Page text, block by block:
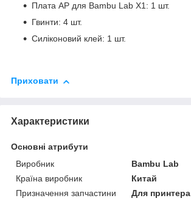
Плата AP для Bambu Lab X1: 1 шт.
Гвинти: 4 шт.
Силіконовий клей: 1 шт.
Приховати
Характеристики
Основні атрибути
Виробник
Bambu Lab
Країна виробник
Китай
Призначення запчастини
Для принтера